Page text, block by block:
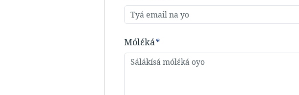
Mólɛ́ká*